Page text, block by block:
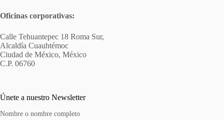
Oficinas corporativas:
Calle Tehuantepec 18 Roma Sur,
Alcaldía Cuauhtémoc
Ciudad de México, México
C.P. 06760
Únete a nuestro Newsletter
Nombre o nombre completo